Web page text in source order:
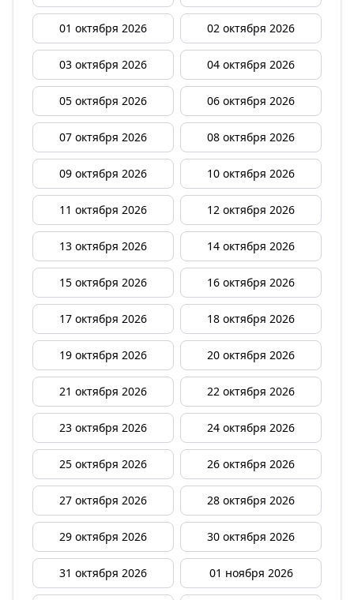
01 октября 2026 02 октября 2026
03 октября 2026 04 октября 2026
05 октября 2026 06 октября 2026
07 октября 2026 08 октября 2026
09 октября 2026 10 октября 2026
11 октября 2026 12 октября 2026
13 октября 2026 14 октября 2026
15 октября 2026 16 октября 2026
17 октября 2026 18 октября 2026
19 октября 2026 20 октября 2026
21 октября 2026 22 октября 2026
23 октября 2026 24 октября 2026
25 октября 2026 26 октября 2026
27 октября 2026 28 октября 2026
29 октября 2026 30 октября 2026
31 октября 2026 01 ноября 2026